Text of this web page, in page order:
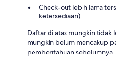
Check-out lebih lama
ketersediaan)
Daftar di atas mungkin tidak
mungkin belum mencakup
pemberitahuan sebelumnya.